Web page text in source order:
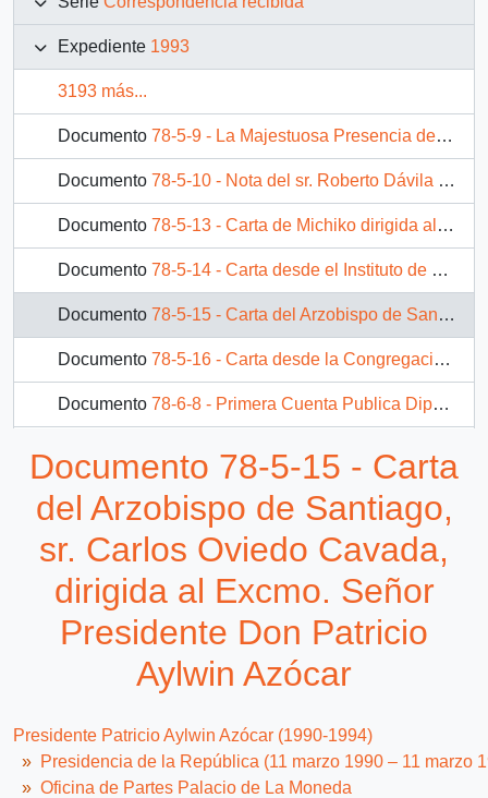
Expediente 1993
3193 más...
Documento 78-5-9 - La Majestuosa Presencia de la Democracia en la Cordillera Andina
Documento 78-5-10 - Nota del sr. Roberto Dávila Díaz, Ministro de la Corte Suprema de Justicia, dirigida al Presidente de la República, Patricio Aylwin
Documento 78-5-13 - Carta de Michiko dirigida al Presidente Aylwin
Documento 78-5-14 - Carta desde el Instituto de Estudios Internacionales [Universidad de Chile] del sr. Gustavo Lagos Matus, dirigida al Excmo. Sr. Presidente de la República, don Patricio Aylwin
Documento 78-5-15 - Carta del Arzobispo de Santiago, sr. Carlos Oviedo Cavada, dirigida al Excmo. Señor Presidente Don Patricio Aylwin Azócar
Documento 78-5-16 - Carta desde la Congregación de los Sagrados Corazones, de su Provincial, sr. Enrique Moreno Laval, dirigida al Excmo. Señor Presidente de la República, Don Patricio Aylwin Azócar
Documento 78-6-8 - Primera Cuenta Publica Diputado Octavio Jara Wolff Los Angeles, Septiembre de 1993
Documento 110-1-10 - [Invitacion a Conferencia sobre "Humanismo y Democracia"]
11 más...
Documento 78-5-15 - Carta
del Arzobispo de Santiago,
sr. Carlos Oviedo Cavada,
dirigida al Excmo. Señor
Presidente Don Patricio
Aylwin Azócar
Presidente Patricio Aylwin Azócar (1990-1994)
Presidencia de la República (11 marzo 1990 – 11 marzo
Oficina de Partes Palacio de La Moneda